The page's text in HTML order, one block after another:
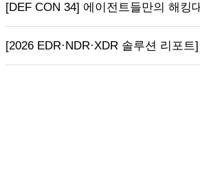
[DEF CON 34] 에이전트들만의 해킹
[2026 EDR·NDR·XDR 솔루션 리포트